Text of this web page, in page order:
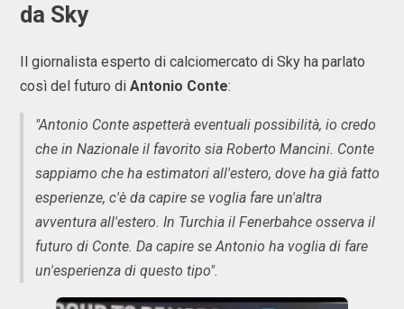
da Sky
Il giornalista esperto di calciomercato di Sky ha parlato
così del futuro di Antonio Conte:
"Antonio Conte aspetterà eventuali possibilità, io credo
che in Nazionale il favorito sia Roberto Mancini. Conte
sappiamo che ha estimatori all'estero, dove ha già fatto
esperienze, c'è da capire se voglia fare un'altra
avventura all'estero. In Turchia il Fenerbahce osserva il
futuro di Conte. Da capire se Antonio ha voglia di fare
un'esperienza di questo tipo".